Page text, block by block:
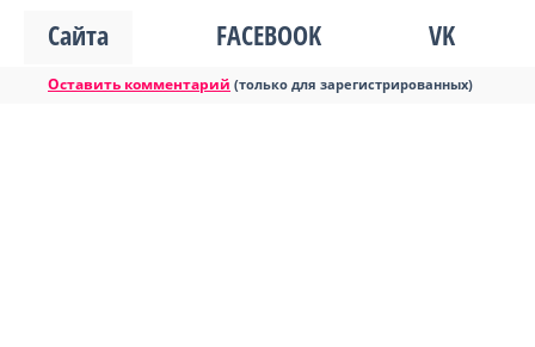
Сайта
FACEBOOK VK
Оставить комментарий (только для зарегистрированных)